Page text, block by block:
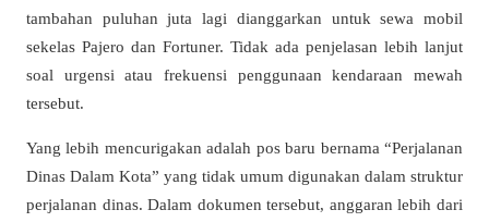
tambahan puluhan juta lagi dianggarkan untuk sewa mobil
sekelas Pajero dan Fortuner. Tidak ada penjelasan lebih lanjut
soal urgensi atau frekuensi penggunaan kendaraan mewah
tersebut.
Yang lebih mencurigakan adalah pos baru bernama “Perjalanan
Dinas Dalam Kota” yang tidak umum digunakan dalam struktur
perjalanan dinas. Dalam dokumen tersebut, anggaran lebih dari